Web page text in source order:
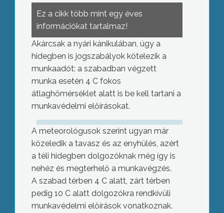
Ez a cikk több mint egy éves
információkat tartalmaz!
Akárcsak a nyári kánikulában, úgy a
hidegben is jogszabályok kötelezik a
munkaadót: a szabadban végzett
munka esetén 4 C fokos
átlaghőmérséklet alatt is be kell tartani a
munkavédelmi előírásokat.
A meteorológusok szerint ugyan már
közeledik a tavasz és az enyhülés, azért
a téli hidegben dolgozóknak még így is
nehéz és megterhelő a munkavégzés.
A szabad térben 4 C alatt, zárt térben
pedig 10 C alatt dolgozókra rendkívüli
munkavédelmi előírások vonatkoznak.